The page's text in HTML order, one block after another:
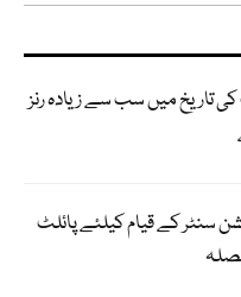
تاریخ میں سب سے زیادہ رنز
سنٹر کے قیام کیلئے پائلٹ